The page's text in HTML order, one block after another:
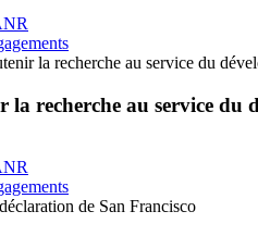
la recherche au service du
la recherche au service du
de San Francisco